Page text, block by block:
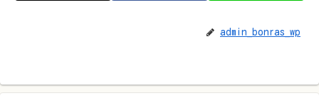
admin_bonras_wp